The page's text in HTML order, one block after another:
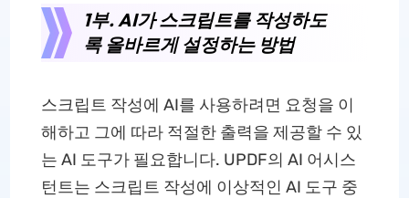
1부. AI가 스크립트를 작성하도
록 올바르게 설정하는 방법
스크립트 작성에 AI를 사용하려면 요청을 이
해하고 그에 따라 적절한 출력을 제공할 수 있
는 AI 도구가 필요합니다. UPDF의 AI 어시스
턴트는 스크립트 작성에 이상적인 AI 도구 중